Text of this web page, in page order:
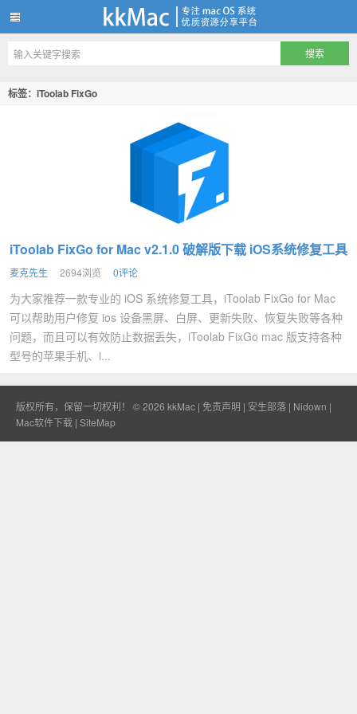
kkMac
标签：iToolab FixGo
iToolab FixGo for Mac v2.1.0 破解版下载 iOS系统修复工具
麦克先生 2694浏览 0评论
为大家推荐一款专业的 iOS 系统修复工具，iToolab FixGo for Mac
可以帮助用户修复 ios 设备黑屏、白屏、更新失败、恢复失败等各种
问题，而且可以有效防止数据丢失，iToolab FixGo mac 版支持各种
型号的苹果手机、i...
版权所有，保留一切权利！ © 2026 kkMac | 免责声明 | 安生部落 | Nidown |
Mac软件下载 | SiteMap